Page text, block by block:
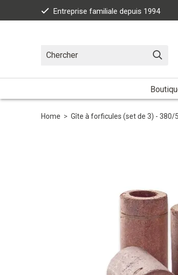
Entreprise familiale depuis 1994
Home > Gîte à forficules (set de 3) - 380/5